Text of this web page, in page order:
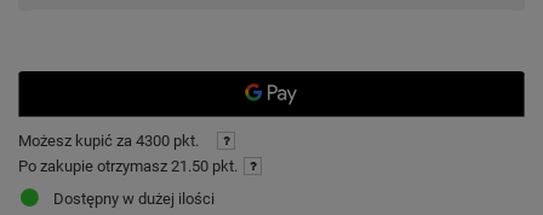
Możesz kupić za 4300 pkt.
Po zakupie otrzymasz 21.50 pkt.
Dostępny w dużej ilości